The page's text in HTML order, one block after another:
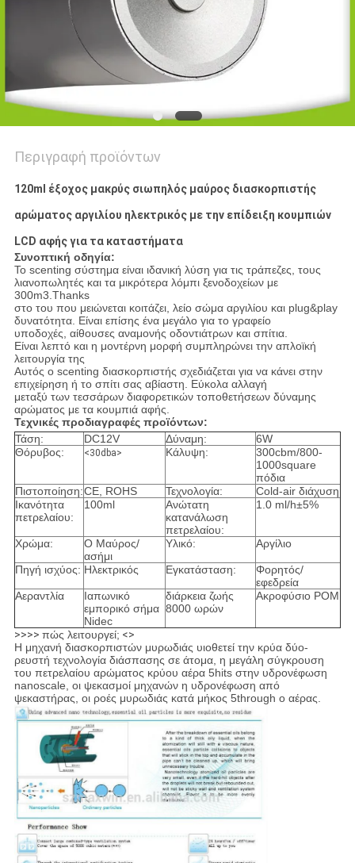
Περιγραφή προϊόντων
120ml έξοχος μακρύς σιωπηλός μαύρος διασκορπιστής
αρώματος αργιλίου ηλεκτρικός με την επίδειξη κουμπιών
LCD αφής για τα καταστήματα
Συνοπτική οδηγία:
Το scenting σύστημα είναι ιδανική λύση για τις τράπεζες, τους
λιανοπωλητές και τα μικρότερα λόμπι ξενοδοχείων με
300m3.Thanks
στο του που μειώνεται κοιτάζει, λείο σώμα αργιλίου και plug&play
δυνατότητα. Είναι επίσης ένα μεγάλο για το γραφείο
υποδοχές, αίθουσες αναμονής οδοντιάτρων και σπίτια.
Είναι λεπτό και η μοντέρνη μορφή συμπληρώνει την απλοϊκή
λειτουργία της
Αυτός ο scenting διασκορπιστής σχεδιάζεται για να κάνει στην
επιχείρηση ή το σπίτι σας αβίαστη. Εύκολα αλλαγή
μεταξύ των τεσσάρων διαφορετικών τοποθετήσεων δύναμης
αρώματος με τα κουμπιά αφής.
Τεχνικές προδιαγραφές προϊόντων:
Τάση:
DC12V Δύναμη:
6W
Θόρυβος:
<30dba> Κάλυψη:
300cbm/800-
1000square
πόδια
Πιστοποίηση:CE, ROHS Τεχνολογία:
Cold-air διάχυση
Ικανότητα
πετρελαίου:
100ml
Ανώτατη
κατανάλωση
πετρελαίου:
1.0 ml/h±5%
Χρώμα:
Ο Μαύρος/
ασήμι
Υλικό: Αργίλιο
Πηγή ισχύος: Ηλεκτρικός Εγκατάσταση:
Φορητός/
εφεδρεία
Αεραντλία
Ιαπωνικό
εμπορικό σήμα
Nidec
διάρκεια ζωής
8000 ωρών
Ακροφύσιο POM
>>>> πώς λειτουργεί; <>
Η μηχανή διασκορπιστών μυρωδιάς υιοθετεί την κρύα δύο-
ρευστή τεχνολογία διάσπασης σε άτομα, η μεγάλη σύγκρουση
του πετρελαίου αρώματος κρύου αέρα 5hits στην υδρονέφωση
nanoscale, οι ψεκασμοί μηχανών η υδρονέφωση από
ψεκαστήρας, οι ροές μυρωδιάς κατά μήκος 5through ο αέρας.